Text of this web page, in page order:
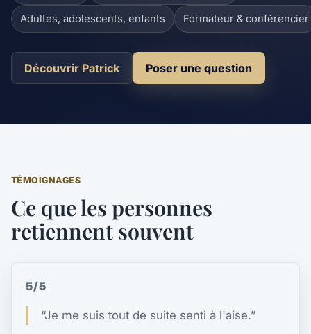
Adultes, adolescents, enfants Formateur & conférencier
Découvrir Patrick Poser une question
TÉMOIGNAGES
Ce que les personnes
retiennent souvent
5/5
“Je me suis tout de suite senti à l'aise.”